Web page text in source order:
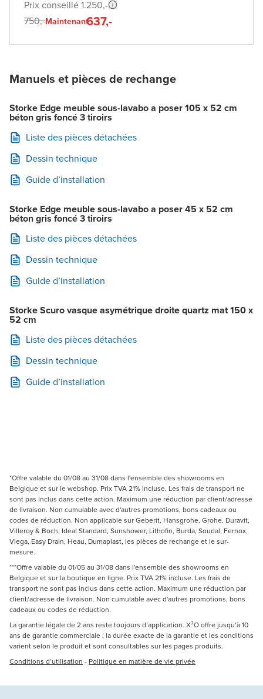
Prix conseillé 1.250,-
750,-Maintenant637,-
Manuels et pièces de rechange
Storke Edge meuble sous-lavabo a poser 105 x 52 cm
béton gris foncé 3 tiroirs
Liste des pièces détachées
Dessin technique
Guide d’installation
Storke Edge meuble sous-lavabo a poser 45 x 52 cm
béton gris foncé 3 tiroirs
Liste des pièces détachées
Dessin technique
Guide d’installation
Storke Scuro vasque asymétrique droite quartz mat 150 x
52 cm
Liste des pièces détachées
Dessin technique
Guide d’installation
*Offre valable du 01/08 au 31/08 dans l'ensemble des showrooms en
Belgique et sur le webshop. Prix TVA 21% incluse. Les frais de transport ne
sont pas inclus dans cette action. Maximum une réduction par client/adresse
de livraison. Non cumulable avec d'autres promotions, bons cadeaux ou
codes de réduction. Non applicable sur Geberit, Hansgrohe, Grohe, Duravit,
Villeroy & Boch, Ideal Standard, Sunshower, Lithofin, Burda, Soudal, Fernox,
Viega, Easy Drain, Heau, Dumaplast, les pièces de rechange et le sur-
mesure.
***Offre valable du 01/05 au 31/08 dans l'ensemble des showrooms en
Belgique et sur la boutique en ligne. Prix TVA 21% incluse. Les frais de
transport ne sont pas inclus dans cette action. Maximum une réduction par
client/adresse de livraison. Non cumulable avec d'autres promotions, bons
cadeaux ou codes de réduction.
La garantie légale de 2 ans reste toujours d’application. X²O offre jusqu’à 10
ans de garantie commerciale ; la durée exacte de la garantie et les conditions
varient selon le produit et sont consultables sur les pages produits.
Conditions d’utilisation - Politique en matière de vie privée